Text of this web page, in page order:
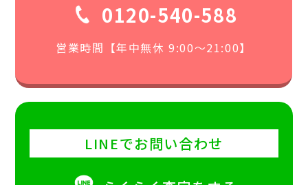
0120-540-588
営業時間【年中無休 9:00〜21:00】
LINEでお問い合わせ